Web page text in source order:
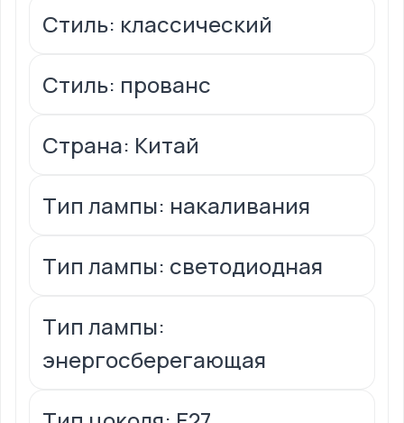
Стиль: классический
Стиль: прованс
Страна: Китай
Тип лампы: накаливания
Тип лампы: светодиодная
Тип лампы:
энергосберегающая